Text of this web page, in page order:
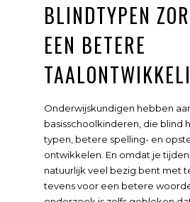
BLINDTYPEN
EEN BETERE
Onderwijskundigen hebben
basisschoolkinderen, die blind
typen, betere spelling- en
ontwikkelen. En omdat je
natuurlijk veel bezig bent met
tevens voor een betere